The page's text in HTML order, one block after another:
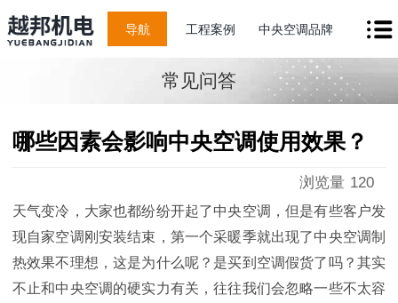
导航 工程案例 中央空调品牌
常见问答
哪些因素会影响中央空调使用效果？
浏览量 120
天气变冷，大家也都纷纷开起了中央空调，但是有些客户发
现自家空调刚安装结束，第一个采暖季就出现了中央空调制
热效果不理想，这是为什么呢？是买到空调假货了吗？其实
不止和中央空调的硬实力有关，往往我们会忽略一些不太容